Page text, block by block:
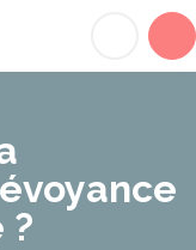
?